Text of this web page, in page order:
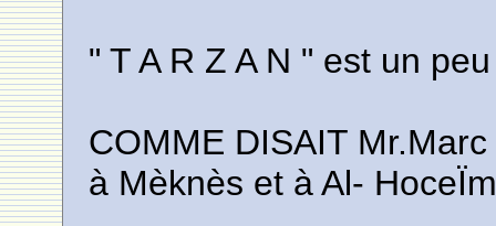
" T A R Z A N " est un
COMME DISAIT
à Mèknès et à Al-